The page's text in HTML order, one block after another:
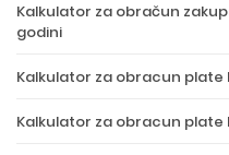
Kalkulator za obračun
godini
Kalkulator za obracun plate
Kalkulator za obracun plate